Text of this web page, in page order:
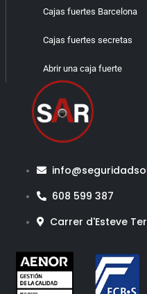
608 599 387
Carrer d'Esteve
Cajas fuertes Barcelona
Cajas fuertes secretas
Abrir una caja fuerte